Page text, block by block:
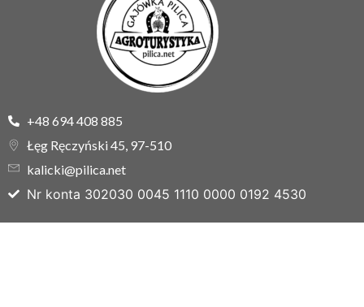
+48 694 408 885
Łęg Ręczyński 45, 97-510
kalicki@pilica.net
Nr konta 302030 0045 1110 0000 0192 4530